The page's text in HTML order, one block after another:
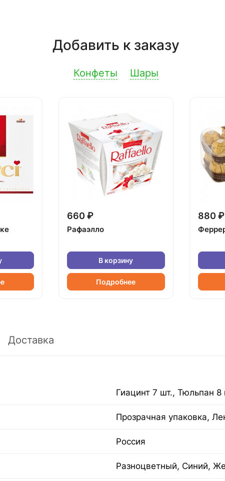
Добавить к заказу
Конфеты Шары
660 ₽
Рафаэлло
В корзину
Подробнее
880 ₽
Доставка
Гиацинт 7 шт., Тюльпан 8
Прозрачная упаковка,
Россия
Разноцветный, Синий,